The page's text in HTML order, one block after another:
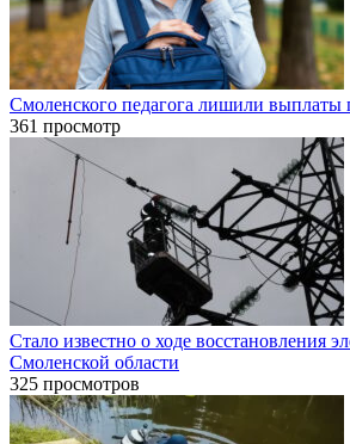
Смоленского педагога лишили выплаты
361 просмотр
Стало известно о ходе восстановления
Смоленской области
325 просмотров